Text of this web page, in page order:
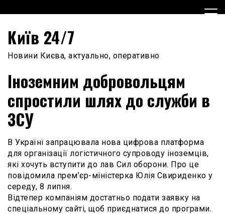
to
Київ 24/7
Новини Києва, актуально, оперативно
Іноземним добровольцям
спростили шлях до служби в
ЗСУ
В Україні запрацювала нова цифрова платформа
для організації логістичного супроводу іноземців,
які хочуть вступити до лав Сил оборони. Про це
повідомила прем’єр-міністерка Юлія Свириденко у
середу, 8 липня.
Відтепер компаніям достатньо подати заявку на
спеціальному сайті, щоб приєднатися до програми.